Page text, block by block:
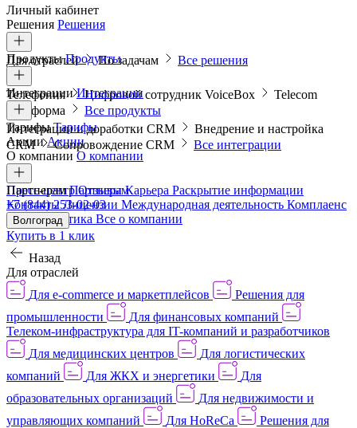
Личный кабинет
Решения Решения
Для отраслей По задачам Все решения
ПродуктыПродукты
Телефония Цифровой сотрудник VoiceBox
Telecom
платформа
Все продукты
ИнтеграцииИнтеграции
Интеграции и доработки CRM
Внедрение и настройка
CRM
Сопровождение CRM Все интеграции
ТарифыТарифы
АкцииАкции
О компании О компании
Пресс-центрОтзывыКарьера Раскрытие информации
КонтактыЛицензии Международная деятельность Комплаенс
и деловая этика Все о компании
ПартнерамПартнерам
+7 (844) 253-02-03
Волгоград
Купить в 1 клик
Назад
Для отраслей
Для e-commerce и маркетплейсов
Решения для
промышленности
Для финансовых компаний
Телеком-инфраструктура для IT-компаний и разработчиков
Для медицинских центров
Для логистических
компаний
Для ЖКХ и энергетики
Для
образовательных организаций
Для недвижимости и
управляющих компаний
Для HoReCa
Решения для